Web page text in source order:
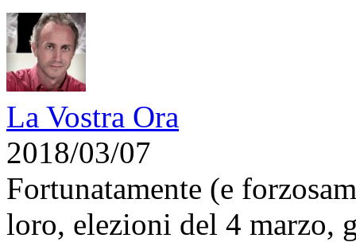
La Vostra Ora
2018/03/07
Fortunatamente (e
loro, elezioni del 4 marzo,